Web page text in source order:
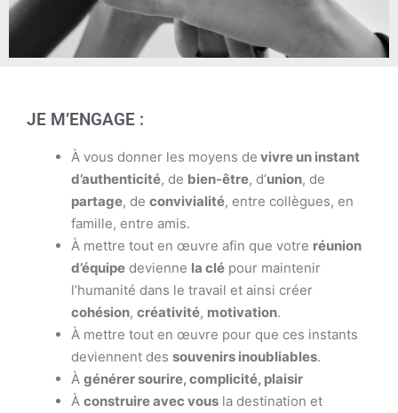
JE M’ENGAGE :
À vous donner les moyens de vivre un instant
d’authenticité, de bien-être, d’union, de
partage, de convivialité, entre collègues, en
famille, entre amis.
À mettre tout en œuvre afin que votre réunion
d’équipe devienne la clé pour maintenir
l’humanité dans le travail et ainsi créer
cohésion, créativité, motivation.
À mettre tout en œuvre pour que ces instants
deviennent des souvenirs inoubliables.
À générer sourire, complicité, plaisir
À construire avec vous la destination et